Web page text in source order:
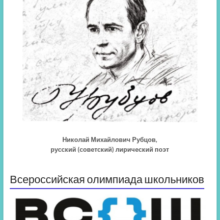
Николай Михайлович Рубцов,
русский (советский) лирический поэт
Всероссийская олимпиада школьников